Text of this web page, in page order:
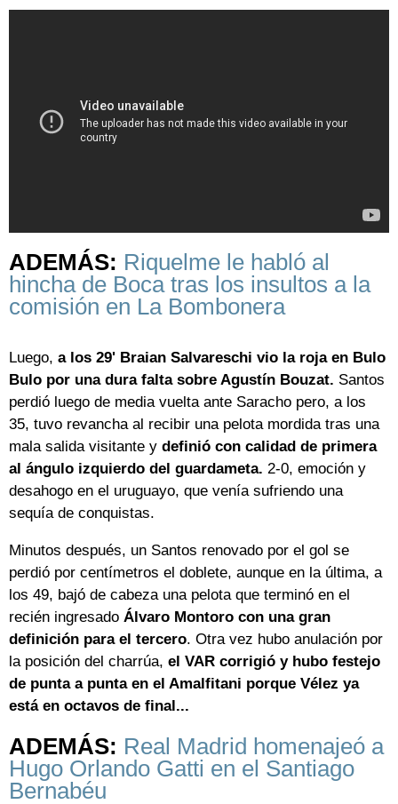
ADEMÁS: Riquelme le habló al
hincha de Boca tras los insultos a la
comisión en La Bombonera
Luego, a los 29' Braian Salvareschi vio la roja en Bulo
Bulo por una dura falta sobre Agustín Bouzat. Santos
perdió luego de media vuelta ante Saracho pero, a los
35, tuvo revancha al recibir una pelota mordida tras una
mala salida visitante y definió con calidad de primera
al ángulo izquierdo del guardameta. 2-0, emoción y
desahogo en el uruguayo, que venía sufriendo una
sequía de conquistas.
Minutos después, un Santos renovado por el gol se
perdió por centímetros el doblete, aunque en la última, a
los 49, bajó de cabeza una pelota que terminó en el
recién ingresado Álvaro Montoro con una gran
definición para el tercero. Otra vez hubo anulación por
la posición del charrúa, el VAR corrigió y hubo festejo
de punta a punta en el Amalfitani porque Vélez ya
está en octavos de final...
ADEMÁS: Real Madrid homenajeó a
Hugo Orlando Gatti en el Santiago
Bernabéu